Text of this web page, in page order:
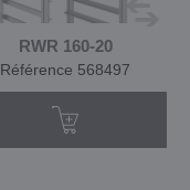
RWR 160-20
Référence 568497